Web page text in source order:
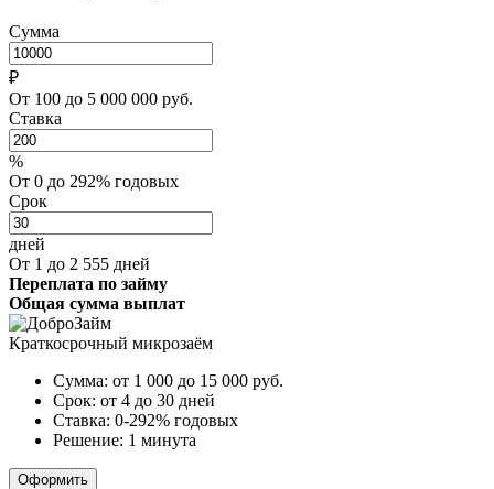
Сумма
₽
От 100 до 5 000 000 руб.
Ставка
%
От 0 до 292% годовых
Срок
дней
От 1 до 2 555 дней
Переплата по займу
Общая сумма выплат
Краткосрочный микрозаём
Сумма: от 1 000 до 15 000 руб.
Срок: от 4 до 30 дней
Ставка: 0-292% годовых
Решение: 1 минута
Оформить